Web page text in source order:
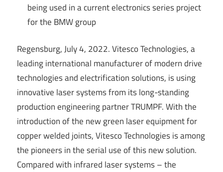
being used in a current electronics series project
for the BMW group
Regensburg, July 4, 2022. Vitesco Technologies, a
leading international manufacturer of modern drive
technologies and electrification solutions, is using
innovative laser systems from its long-standing
production engineering partner TRUMPF. With the
introduction of the new green laser equipment for
copper welded joints, Vitesco Technologies is among
the pioneers in the serial use of this new solution.
Compared with infrared laser systems – the